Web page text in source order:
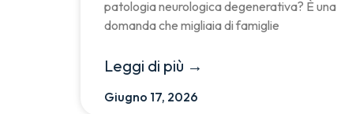
patologia neurologica degenerativa? È una
domanda che migliaia di famiglie
Leggi di più →
Giugno 17, 2026